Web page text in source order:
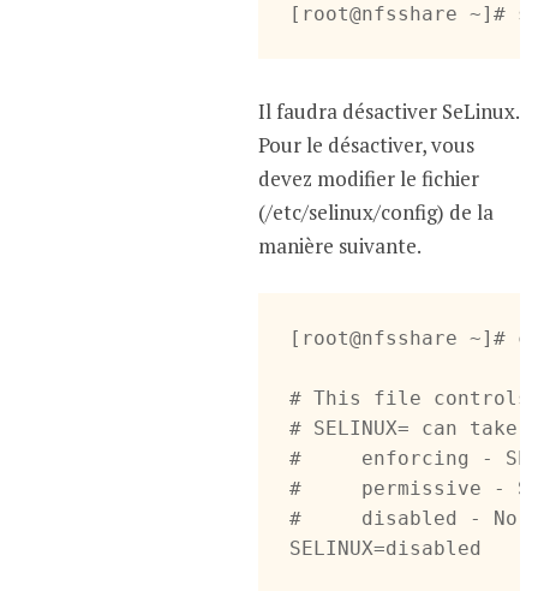
[root@nfsshare ~]#
Il faudra désactiver SeLinux.
Pour le désactiver, vous
devez modifier le fichier
(/etc/selinux/config) de la
manière suivante.
[root@nfsshare
# This file controls
# SELINUX= can
#     enforcing -
#     permissive -
#     disabled - No
SELINUX=disabled